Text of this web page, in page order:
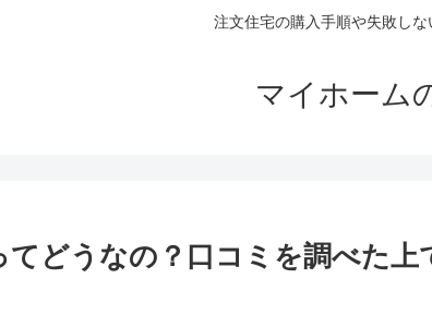
注文住宅の購入手順や失敗しな
マイホーム
どうなの？口コミを調べた上